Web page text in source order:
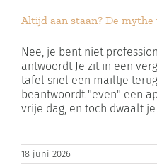
Altijd aan staan? De
Nee, je bent niet
antwoordt Je zit in een
tafel snel een mailtje
beantwoordt "even" een
vrije dag, en toch dwaalt je
18 juni 2026